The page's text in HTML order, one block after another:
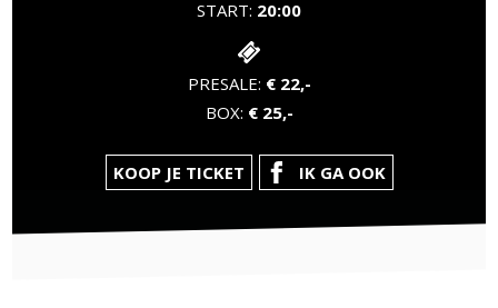
START: 20:00
PRESALE: € 22,-
BOX: € 25,-
KOOP JE TICKET IK GA OOK